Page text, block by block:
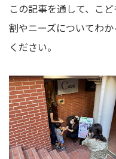
この記事を通して、こ
割やニーズについてわ
ください。